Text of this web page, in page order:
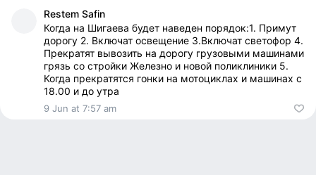
Restem Safin
Когда на Шигаева будет наведен порядок:1. Примут
дорогу 2. Включат освещение 3.Включат светофор 4.
Прекратят вывозить на дорогу грузовыми машинами
грязь со стройки Железно и новой поликлиники 5.
Когда прекратятся гонки на мотоциклах и машинах с
18.00 и до утра
9 Jun at 7:57 am